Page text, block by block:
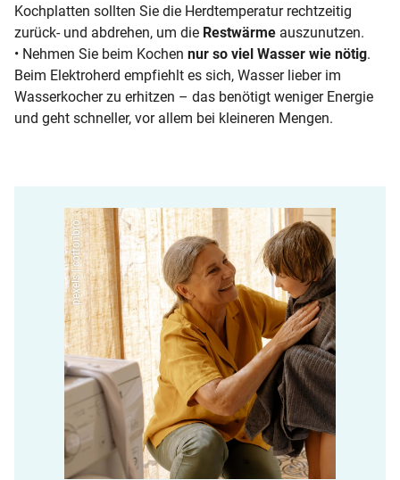
Kochplatten sollten Sie die Herdtemperatur rechtzeitig
zurück- und abdrehen, um die Restwärme auszunutzen.
• Nehmen Sie beim Kochen nur so viel Wasser wie nötig.
Beim Elektroherd empfiehlt es sich, Wasser lieber im
Wasserkocher zu erhitzen – das benötigt weniger Energie
und geht schneller, vor allem bei kleineren Mengen.
pexels | cottonbro